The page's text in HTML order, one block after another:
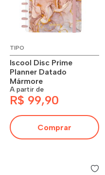
TIPO
Iscool Disc Prime
Planner Datado
Mármore
A partir de
R$ 99,90
Comprar